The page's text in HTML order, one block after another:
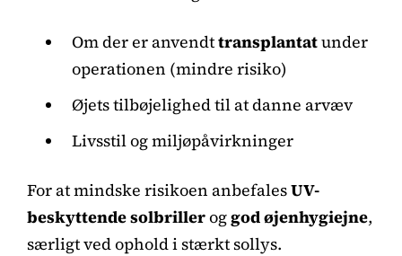
Om der er anvendttransplantatunder
operationen (mindre risiko)
Øjets tilbøjelighed til at danne arvæv
Livsstil og miljøpåvirkninger
For at mindske risikoen anbefalesUV-
beskyttende solbrilleroggod øjenhygiejne,
særligt ved ophold i stærkt sollys.